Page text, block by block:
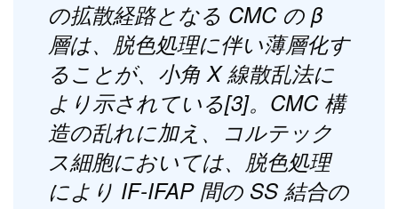
の拡散経路となる CMC の β
層は、脱色処理に伴い薄層化す
ることが、小角 X 線散乱法に
より示されている[3]。CMC 構
造の乱れに加え、コルテック
ス細胞においては、脱色処理
により IF-IFAP 間の SS 結合の